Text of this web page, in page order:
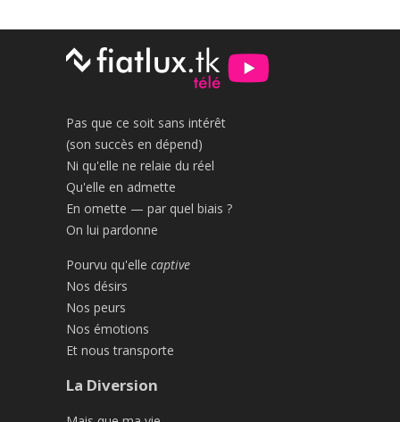
Pas que ce soit sans intérêt
(son succès en dépend)
Ni qu'elle ne relaie du réel
Qu'elle en admette
En omette — par quel biais ?
On lui pardonne
Pourvu qu'elle captive
Nos désirs
Nos peurs
Nos émotions
Et nous transporte
La Diversion